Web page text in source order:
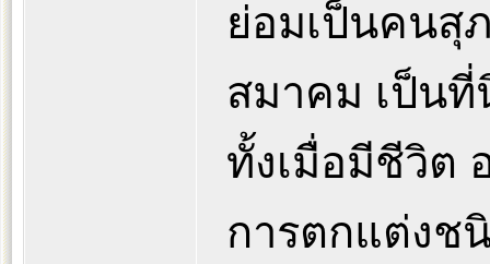
ย่อมเป็นคนสุ
สมาคม เป็น
ทั้งเมื่อมีชีวิต
การตกแต่งช